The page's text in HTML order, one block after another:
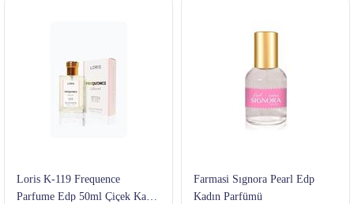
Loris K-119 Frequence
Parfume Edp 50ml Çiçek Kadın
Farmasi Sıgnora Pearl Edp
Kadın Parfümü